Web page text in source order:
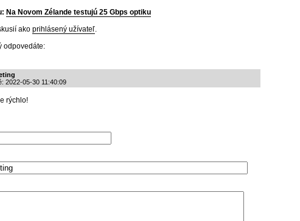
Na Novom Zélande testujú 25 Gbps optiku
ako prihlásený užívateľ.
odpovedáte:
2022-05-30 11:40:09
rýchlo!